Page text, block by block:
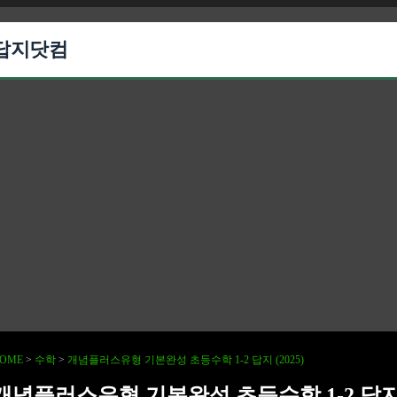
지닷컴
> 수학 > 개념플러스유형 기본완성 초등수학 1-2 답지 (2025)